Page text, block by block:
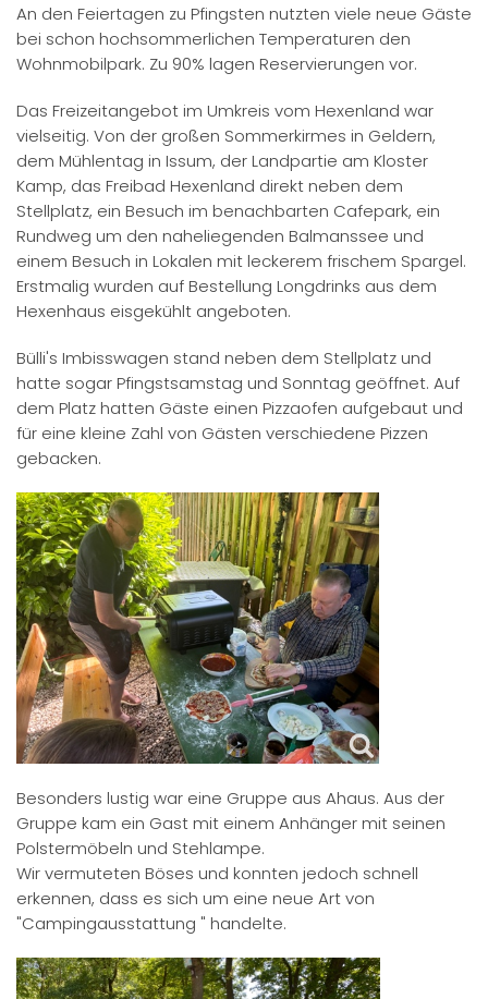
An den Feiertagen zu Pfingsten nutzten viele neue Gäste
bei schon hochsommerlichen Temperaturen den
Wohnmobilpark. Zu 90% lagen Reservierungen vor.
Das Freizeitangebot im Umkreis vom Hexenland war
vielseitig. Von der großen Sommerkirmes in Geldern,
dem Mühlentag in Issum, der Landpartie am Kloster
Kamp, das Freibad Hexenland direkt neben dem
Stellplatz, ein Besuch im benachbarten Cafepark, ein
Rundweg um den naheliegenden Balmanssee und
einem Besuch in Lokalen mit leckerem frischem Spargel.
Erstmalig wurden auf Bestellung Longdrinks aus dem
Hexenhaus eisgekühlt angeboten.
Bülli's Imbisswagen stand neben dem Stellplatz und
hatte sogar Pfingstsamstag und Sonntag geöffnet. Auf
dem Platz hatten Gäste einen Pizzaofen aufgebaut und
für eine kleine Zahl von Gästen verschiedene Pizzen
gebacken.
Besonders lustig war eine Gruppe aus Ahaus. Aus der
Gruppe kam ein Gast mit einem Anhänger mit seinen
Polstermöbeln und Stehlampe.
Wir vermuteten Böses und konnten jedoch schnell
erkennen, dass es sich um eine neue Art von
"Campingausstattung " handelte.